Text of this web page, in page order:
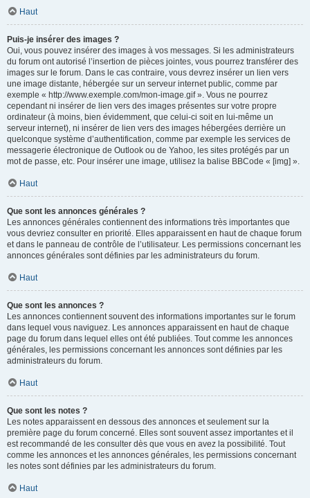
Haut
Puis-je insérer des images ?
Oui, vous pouvez insérer des images à vos messages. Si les administrateurs
du forum ont autorisé l’insertion de pièces jointes, vous pourrez transférer des
images sur le forum. Dans le cas contraire, vous devrez insérer un lien vers
une image distante, hébergée sur un serveur internet public, comme par
exemple « http://www.exemple.com/mon-image.gif ». Vous ne pourrez
cependant ni insérer de lien vers des images présentes sur votre propre
ordinateur (à moins, bien évidemment, que celui-ci soit en lui-même un
serveur internet), ni insérer de lien vers des images hébergées derrière un
quelconque système d’authentification, comme par exemple les services de
messagerie électronique de Outlook ou de Yahoo, les sites protégés par un
mot de passe, etc. Pour insérer une image, utilisez la balise BBCode « [img] ».
Haut
Que sont les annonces générales ?
Les annonces générales contiennent des informations très importantes que
vous devriez consulter en priorité. Elles apparaissent en haut de chaque forum
et dans le panneau de contrôle de l’utilisateur. Les permissions concernant les
annonces générales sont définies par les administrateurs du forum.
Haut
Que sont les annonces ?
Les annonces contiennent souvent des informations importantes sur le forum
dans lequel vous naviguez. Les annonces apparaissent en haut de chaque
page du forum dans lequel elles ont été publiées. Tout comme les annonces
générales, les permissions concernant les annonces sont définies par les
administrateurs du forum.
Haut
Que sont les notes ?
Les notes apparaissent en dessous des annonces et seulement sur la
première page du forum concerné. Elles sont souvent assez importantes et il
est recommandé de les consulter dès que vous en avez la possibilité. Tout
comme les annonces et les annonces générales, les permissions concernant
les notes sont définies par les administrateurs du forum.
Haut